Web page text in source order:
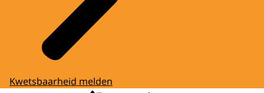
Kwetsbaarheid melden